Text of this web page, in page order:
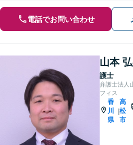
電話でお問い合わせ
山本
護士
弁護士法人山
フィス
香
川
県
|
高
松
市